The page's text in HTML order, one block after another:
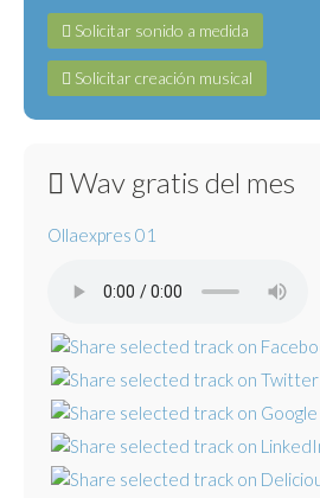
Solicitar sonido a medida
Solicitar creación musical
Wav gratis del mes
Ollaexpres 01